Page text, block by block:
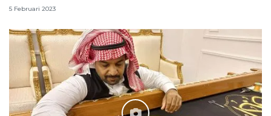
5 Februari 2023